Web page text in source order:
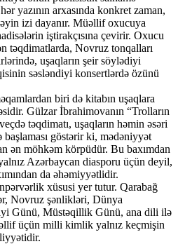
yazının arxasında konkret zaman,
izi dayanır. Müəllif oxucuya
iştirakçısına çevirir. Oxucu
təqdimatlarda, Novruz tonqalları
uşaqların şeir söylədiyi
səsləndiyi konsertlərdə özünü
biri də kitabın uşaqlara
Gülzar İbrahimovanın “Trolların
təqdimatı, uşaqların həmin əsəri
göstərir ki, mədəniyyət
ən möhkəm körpüdür. Bu baxımdan
Azərbaycan diasporu üçün deyil,
da əhəmiyyətlidir.
xüsusi yer tutur. Qarabağ
Novruz şənlikləri, Dünya
Günü, Müstəqillik Günü, ana dili ilə
üçün milli kimlik yalnız keçmişin